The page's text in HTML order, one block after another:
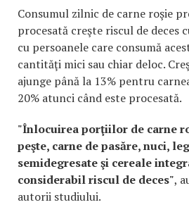
Consumul zilnic de carne roşie
procesată creşte riscul de deces
cu persoanele care consumă
cantităţi mici sau chiar deloc.
ajunge până la 13% pentru
20% atunci când este procesată.
"Înlocuirea porţiilor de carne
peşte, carne de pasăre, nuci,
semidegresate şi cereale
considerabil riscul de deces",
autorii studiului.